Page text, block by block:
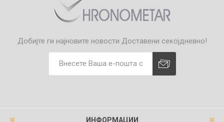
Добијте ги најновите новости Доставени секојдневно!
ИНФОРМАЦИИ